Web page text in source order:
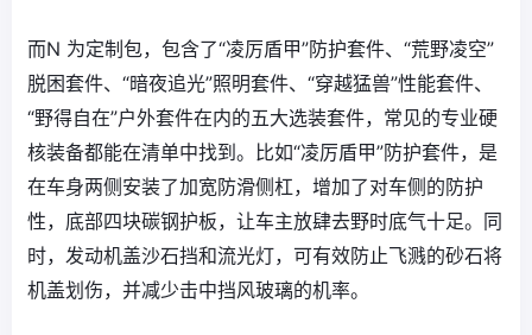
而N 为定制包，包含了“凌厉盾甲”防护套件、“荒野凌空”
脱困套件、“暗夜追光”照明套件、“穿越猛兽”性能套件、
“野得自在”户外套件在内的五大选装套件，常见的专业硬
核装备都能在清单中找到。比如“凌厉盾甲”防护套件，是
在车身两侧安装了加宽防滑侧杠，增加了对车侧的防护
性，底部四块碳钢护板，让车主放肆去野时底气十足。同
时，发动机盖沙石挡和流光灯，可有效防止飞溅的砂石将
机盖划伤，并减少击中挡风玻璃的机率。